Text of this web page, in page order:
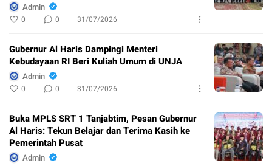
Admin
0 0 31/07/2026
Gubernur Al Haris Dampingi Menteri
Kebudayaan RI Beri Kuliah Umum di UNJA
Admin
0 0 31/07/2026
Buka MPLS SRT 1 Tanjabtim, Pesan Gubernur
Al Haris: Tekun Belajar dan Terima Kasih ke
Pemerintah Pusat
Admin